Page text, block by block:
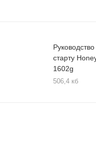
старту
1602g
506,4 кб